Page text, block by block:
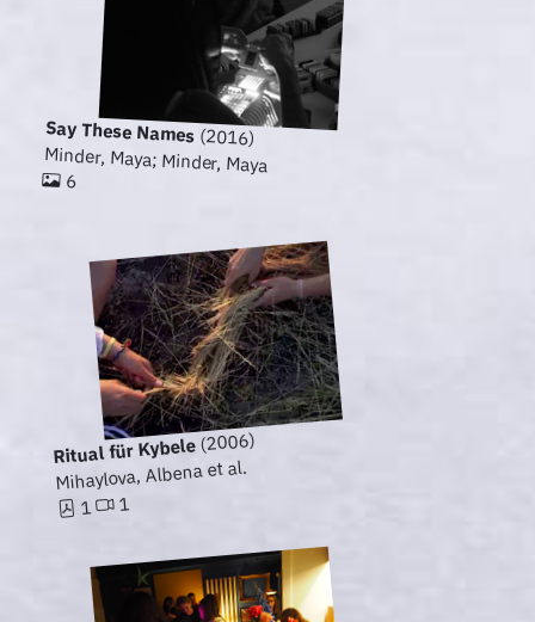
Say These Names(2016)
Minder, Maya; Minder, Maya
6
Ritual für Kybele(2006)
Mihaylova, Albena et al.
1 1